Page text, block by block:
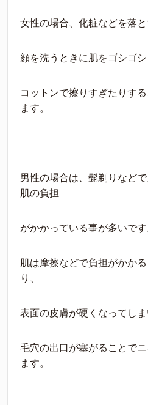
女性の場合、化粧などを落
顔を洗うときに肌をゴシゴシ
コットンで擦りすぎたりす
ます。
男性の場合は、髭剃りなど
肌の負担
がかかっている事が多いです
肌は摩擦などで負担がかか
り、
表面の皮膚が硬くなってしま
毛穴の出口が塞がることで
ます。